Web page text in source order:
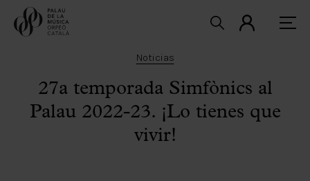
Noticias
27a temporada Simfònics al
Palau 2022-23. ¡Lo tienes que
vivir!